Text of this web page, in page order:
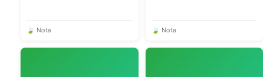
🍃 Nota 🍃 Nota